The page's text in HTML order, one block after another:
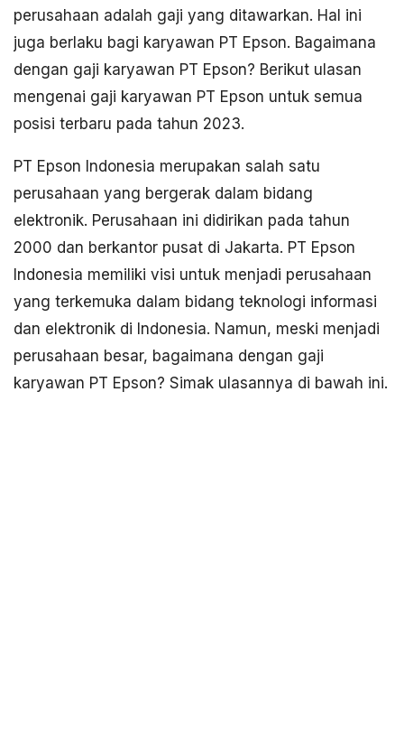
perusahaan adalah gaji yang ditawarkan. Hal ini
juga berlaku bagi karyawan PT Epson. Bagaimana
dengan gaji karyawan PT Epson? Berikut ulasan
mengenai gaji karyawan PT Epson untuk semua
posisi terbaru pada tahun 2023.
PT Epson Indonesia merupakan salah satu
perusahaan yang bergerak dalam bidang
elektronik. Perusahaan ini didirikan pada tahun
2000 dan berkantor pusat di Jakarta. PT Epson
Indonesia memiliki visi untuk menjadi perusahaan
yang terkemuka dalam bidang teknologi informasi
dan elektronik di Indonesia. Namun, meski menjadi
perusahaan besar, bagaimana dengan gaji
karyawan PT Epson? Simak ulasannya di bawah ini.